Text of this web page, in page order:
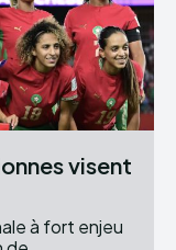
visent
à fort enjeu